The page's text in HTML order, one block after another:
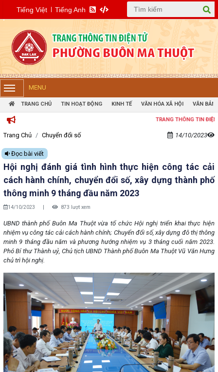
Tiếng Việt Tiếng Anh
MENU
TRANG CHỦ TIN HOẠT ĐỘNG KINH TẾ VĂN HÓA XÃ HỘI VĂN BẢN
TRANG THÔNG TIN ĐIỆN TỬ PHƯỜNG
Trang Chủ Chuyển đổi số 14/10/2023
Đọc bài viết
Hội nghị đánh giá tình hình thực hiện công tác cải
cách hành chính, chuyển đổi số, xây dựng thành phố
thông minh 9 tháng đầu năm 2023
14/10/2023 | 873 lượt xem
UBND thành phố Buôn Ma Thuột vừa tổ chức Hội nghị triển khai thực hiện
nhiệm vụ công tác cải cách hành chính; Chuyển đổi số, xây dựng đô thị thông
minh 9 tháng đầu năm và phương hướng nhiệm vụ 3 tháng cuối năm 2023.
Phó Bí thư Thành uỷ, Chủ tịch UBND Thành phố Buôn Ma Thuột Vũ Văn Hưng
chủ trì hội nghị.